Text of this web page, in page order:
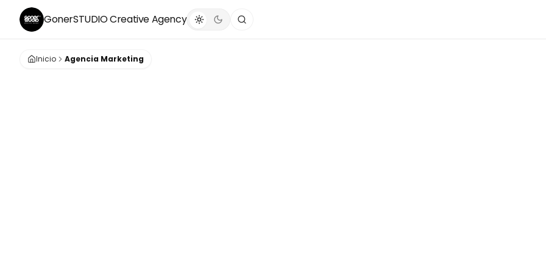
GonerSTUDIOCreative Agency
Inicio Agencia Marketing